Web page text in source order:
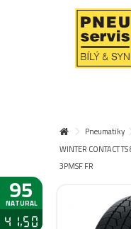
95
NATURAL
41,50
Pneumatiky
WINTER CONTACT
3PMSF FR